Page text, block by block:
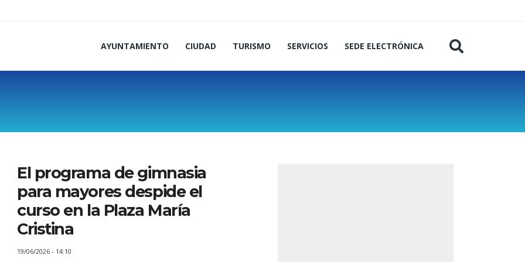
AYUNTAMIENTO CIUDAD TURISMO SERVICIOS SEDE ELECTRÓNICA
El programa de gimnasia
para mayores despide el
curso en la Plaza María
Cristina
19/06/2026 - 14:10